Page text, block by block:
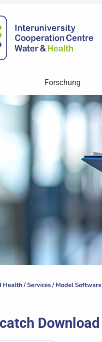
Forschung
Health /Services/ Model Software
Download